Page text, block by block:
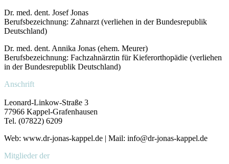
Dr. med. dent. Josef Jonas
Berufsbezeichnung: Zahnarzt (verliehen in der Bundesrepublik
Deutschland)
Dr. med. dent. Annika Jonas (ehem. Meurer)
Berufsbezeichnung: Fachzahnärztin für Kieferorthopädie (verliehen
in der Bundesrepublik Deutschland)
Anschrift
Leonard-Linkow-Straße 3
77966 Kappel-Grafenhausen
Tel. (07822) 6209
Web: www.dr-jonas-kappel.de | Mail: info@dr-jonas-kappel.de
Mitglieder der